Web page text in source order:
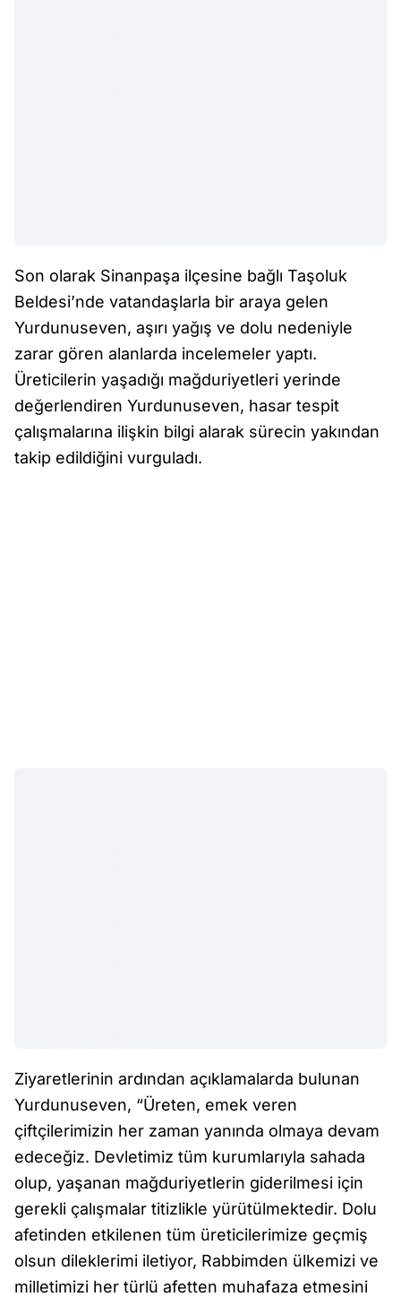
Son olarak Sinanpaşa ilçesine bağlı Taşoluk
Beldesi’nde vatandaşlarla bir araya gelen
Yurdunuseven, aşırı yağış ve dolu nedeniyle
zarar gören alanlarda incelemeler yaptı.
Üreticilerin yaşadığı mağduriyetleri yerinde
değerlendiren Yurdunuseven, hasar tespit
çalışmalarına ilişkin bilgi alarak sürecin yakından
takip edildiğini vurguladı.
Ziyaretlerinin ardından açıklamalarda bulunan
Yurdunuseven, “Üreten, emek veren
çiftçilerimizin her zaman yanında olmaya devam
edeceğiz. Devletimiz tüm kurumlarıyla sahada
olup, yaşanan mağduriyetlerin giderilmesi için
gerekli çalışmalar titizlikle yürütülmektedir. Dolu
afetinden etkilenen tüm üreticilerimize geçmiş
olsun dileklerimi iletiyor, Rabbimden ülkemizi ve
milletimizi her türlü afetten muhafaza etmesini